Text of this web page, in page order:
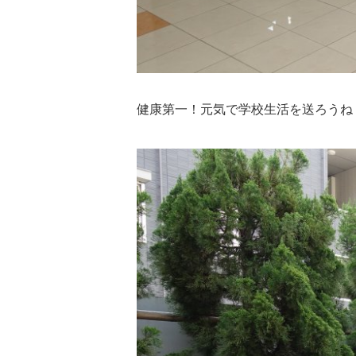
健康第一！元気で学校生活を送ろうね